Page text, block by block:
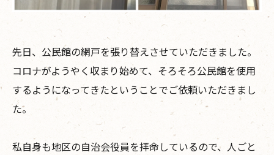
先日、公民館の網戸を張り替えさせていただきました。
コロナがようやく収まり始めて、そろそろ公民館を使用
するようになってきたということでご依頼いただきまし
た。
私自身も地区の自治会役員を拝命しているので、人ごと